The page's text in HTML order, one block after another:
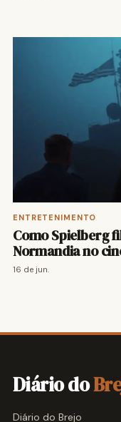
ENTRETENIMENTO
Como Spielberg
Normandia no
16 de jun.
Diário do
Diário do Brejo